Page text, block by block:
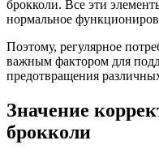
брокколи. Все эти
нормальное
Поэтому, регулярное
важным фактором для
предотвращения
Значение
брокколи